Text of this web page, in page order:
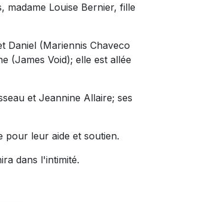
madame Louise Bernier, fille
Daniel (Mariennis Chaveco
(James Void); elle est allée
et Jeannine Allaire; ses
pour leur aide et soutien.
dans l'intimité.